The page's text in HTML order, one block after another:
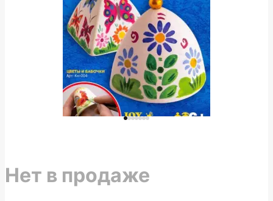
Нет в продаже